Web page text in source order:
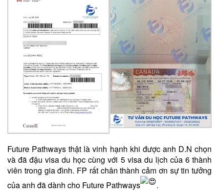
Future Pathways thật là vinh hạnh khi được anh D.N chọn
và đã đậu visa du học cùng với 5 visa du lịch của 6 thành
viên trong gia đình. FP rất chân thành cảm ơn sự tin tưởng
của anh đã dành cho Future Pathways
.